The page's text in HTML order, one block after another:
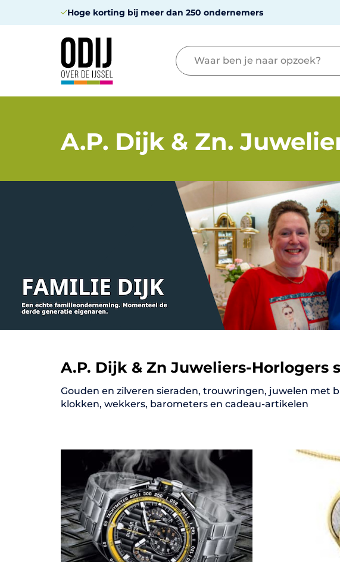
Hoge korting bij meer dan 250 ondernemers
A.P. Dijk & Zn.
A.P. Dijk & Zn Juweliers-Horlogers
Gouden en zilveren sieraden, trouwringen, juwelen met
klokken, wekkers, barometers en cadeau-artikelen